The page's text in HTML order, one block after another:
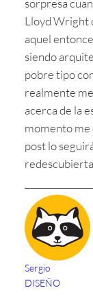
sorpresa
Lloyd Wright
aquel
siendo
pobre tipo
realmente
acerca de la
momento me
post lo
Sergio
DISEÑO